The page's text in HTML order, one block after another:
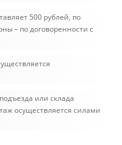
500 рублей, по
– по договоренности с
или склада
осуществляется силами